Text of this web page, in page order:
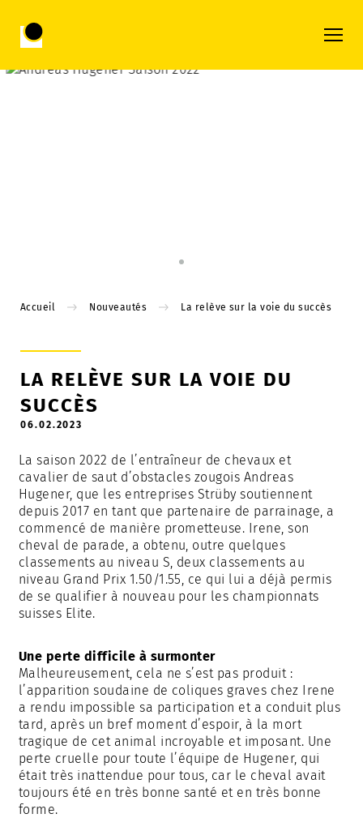
Accueil Nouveautés La relève sur la voie du succès
LA RELÈVE SUR LA VOIE DU
SUCCÈS
06.02.2023
La saison 2022 de l’entraîneur de chevaux et
cavalier de saut d’obstacles zougois Andreas
Hugener, que les entreprises Strüby soutiennent
depuis 2017 en tant que partenaire de parrainage, a
commencé de manière prometteuse. Irene, son
cheval de parade, a obtenu, outre quelques
classements au niveau S, deux classements au
niveau Grand Prix 1.50/1.55, ce qui lui a déjà permis
de se qualifier à nouveau pour les championnats
suisses Elite.
Une perte difficile à surmonter
Malheureusement, cela ne s’est pas produit :
l’apparition soudaine de coliques graves chez Irene
a rendu impossible sa participation et a conduit plus
tard, après un bref moment d’espoir, à la mort
tragique de cet animal incroyable et imposant. Une
perte cruelle pour toute l’équipe de Hugener, qui
était très inattendue pour tous, car le cheval avait
toujours été en très bonne santé et en très bonne
forme.